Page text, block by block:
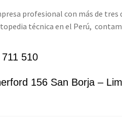
profesional con más de tres
técnica en el Perú,
510
156 San Borja –